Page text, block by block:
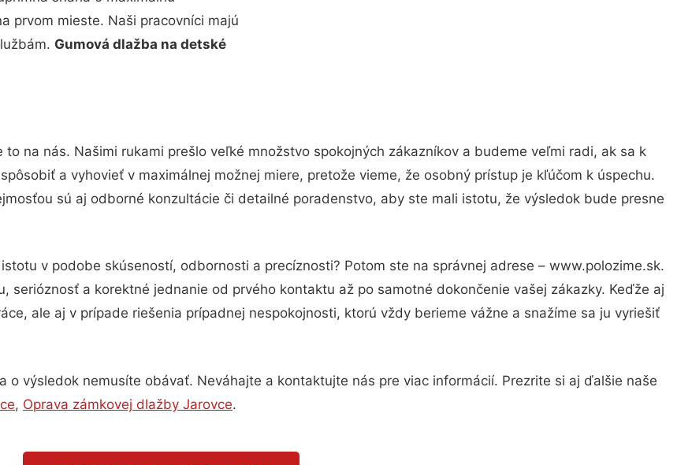
prvom mieste. Naši pracovníci majú
Gumová dlažba na detské
to na nás. Našimi rukami prešlo veľké množstvo spokojných zákazníkov a budeme veľmi radi, ak sa k
a vyhovieť v maximálnej možnej miere, pretože vieme, že osobný prístup je kľúčom k úspechu.
sú aj odborné konzultácie či detailné poradenstvo, aby ste mali istotu, že výsledok bude presne
v podobe skúseností, odbornosti a precíznosti? Potom ste na správnej adrese – www.polozime.sk.
serióznosť a korektné jednanie od prvého kontaktu až po samotné dokončenie vašej zákazky. Keďže aj
ale aj v prípade riešenia prípadnej nespokojnosti, ktorú vždy berieme vážne a snažíme sa ju vyriešiť
o výsledok nemusíte obávať. Neváhajte a kontaktujte nás pre viac informácií. Prezrite si aj ďalšie naše
, Oprava zámkovej dlažby Jarovce.